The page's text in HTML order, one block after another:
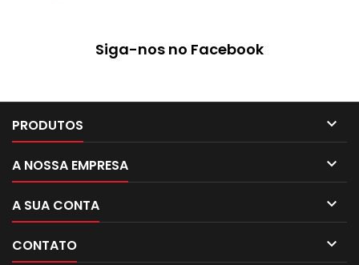
Siga-nos no Facebook
PRODUTOS 
A NOSSA EMPRESA 
A SUA CONTA 
CONTATO 